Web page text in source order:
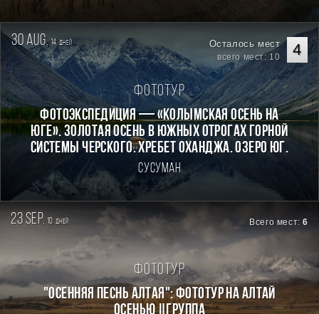
30 aug.14дней 4
Осталось мест
всего мест: 10
Фототур
Фотоэкспедиция — «Колымская осень на
Юге». Золотая осень в южных отрогах горной
системы Черского. Хребет Оханджа. Озеро Юг.
Сусуман
23 sep. 10 дней Всего мест:6
Фототур
"ОСЕННЯЯ ПЕСНЬ АЛТАЯ": ФОТОТУР НА АЛТАЙ
ОСЕНЬЮ Ⅱгруппа